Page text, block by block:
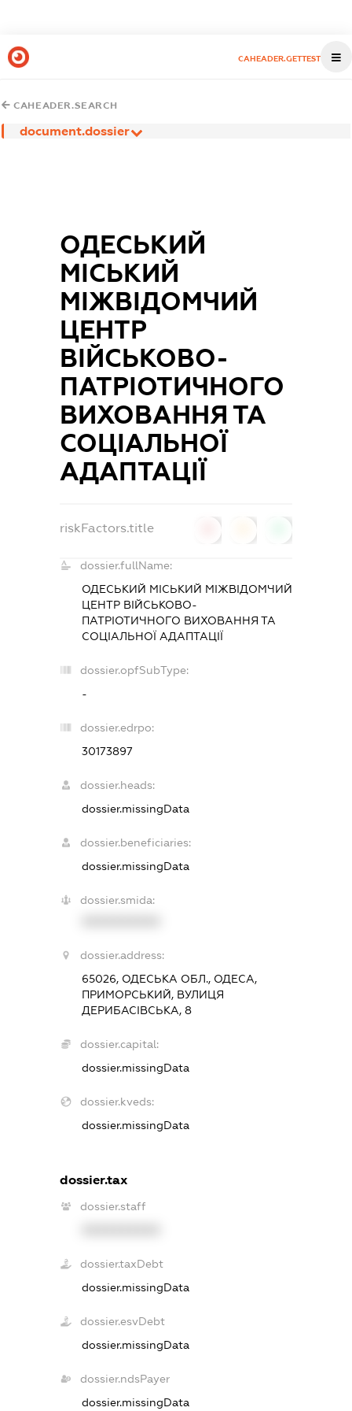
CAHEADER.GETTEST
CAHEADER.SEARCH
document.dossier
ОДЕСЬКИЙ
МІСЬКИЙ
МІЖВІДОМЧИЙ
ЦЕНТР
ВІЙСЬКОВО-
ПАТРІОТИЧНОГО
ВИХОВАННЯ ТА
СОЦІАЛЬНОЇ
АДАПТАЦІЇ
riskFactors.title
dossier.fullName:
ОДЕСЬКИЙ МІСЬКИЙ МІЖВІДОМЧИЙ
ЦЕНТР ВІЙСЬКОВО-
ПАТРІОТИЧНОГО ВИХОВАННЯ ТА
СОЦІАЛЬНОЇ АДАПТАЦІЇ
dossier.opfSubType:
-
dossier.edrpo:
30173897
dossier.heads:
dossier.missingData
dossier.beneficiaries:
dossier.missingData
dossier.smida:
dossier.address:
65026, ОДЕСЬКА ОБЛ., ОДЕСА,
ПРИМОРСЬКИЙ, ВУЛИЦЯ
ДЕРИБАСІВСЬКА, 8
dossier.capital:
dossier.missingData
dossier.kveds:
dossier.missingData
dossier.tax
dossier.staff
dossier.taxDebt
dossier.missingData
dossier.esvDebt
dossier.missingData
dossier.ndsPayer
dossier.missingData